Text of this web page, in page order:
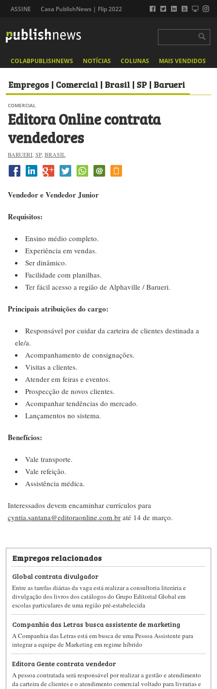
ASSINE Casa PublishNews | Flip 2022
COLABPUBLISHNEWS NOTÍCIAS COLUNAS MAIS VENDIDOS
Empregos | Comercial | Brasil | SP | Barueri
COMERCIAL
Editora Online contrata
vendedores
BARUERI SP, BRASIL
Vendedor e Vendedor Junior
Requisitos:
Ensino médio completo.
Experiência em vendas.
Ser dinâmico.
Facilidade com planilhas.
Ter fácil acesso a região de Alphaville / Barueri.
Principais atribuições do cargo:
Responsável por cuidar da carteira de clientes destinada a
ele/a.
Acompanhamento de consignações.
Visitas a clientes.
Atender em feiras e eventos.
Prospecção de novos clientes.
Acompanhar tendências do mercado.
Lançamentos no sistema.
Benefícios:
Vale transporte.
Vale refeição.
Assistência médica.
Interessados devem encaminhar currículos para
cyntia.santana@editoraonline.com.br até 14 de março.
Empregos relacionados
Global contrata divulgador
Entre as tarefas diárias da vaga está realizar a consultoria literária e
divulgação dos livros dos catálogos do Grupo Editorial Global em
escolas particulares de uma região pré-estabelecida
Companhia das Letras busca assistente de marketing
A Companhia das Letras está em busca de uma Pessoa Assistente para
integrar a equipe de Marketing em regime híbrido
Editora Gente contrata vendedor
A pessoa contratada será responsável por realizar a gestão e atendimento
da carteira de clientes e o atendimento comercial voltado para livrarias e